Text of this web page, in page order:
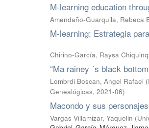
M-learning education
Amendaño-Guarquila, Rebeca
M-learning: Estrategia
Chirino-García, Raysa
“Ma rainey ´s black
Lombrdi Boscan, Angel Rafael (
Genealógicas, 2021-06)
Macondo y sus
Vargas Villamizar, Yaquelin (